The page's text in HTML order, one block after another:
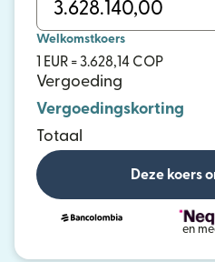
Welkomstkoers
1 EUR = 3.628,14 COP
Vergoeding
Vergoedingskorting
Totaal
Deze koers
en